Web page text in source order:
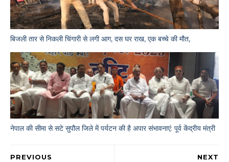
बिजली तार से निकली चिंगारी से लगी आग, दस घर राख, एक बच्चे की मौत,
नेपाल की सीमा से सटे सुपौल जिले में पर्यटन की है अपार संभावनाएं: पूर्व केंद्रीय मंत्री
NEXT
PREVIOUS